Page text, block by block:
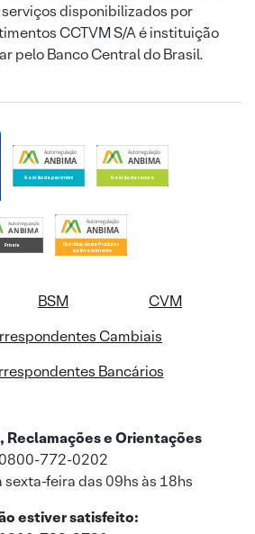
disponibilizados por
CCTVM S/A é instituição
pelo Banco Central do Brasil.
BSM
CVM
Cambiais
Bancários
Reclamações e Orientações
0800-772-0202
sexta-feira das 09hs às 18hs
estiver satisfeito: